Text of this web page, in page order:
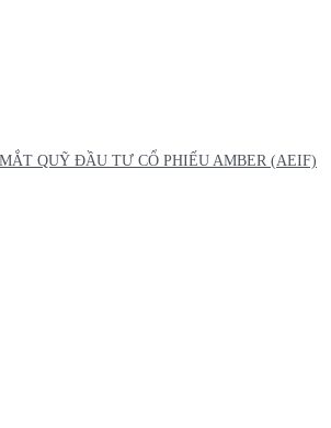
QUỸ ĐẦU TƯ CỔ PHIẾU AMBER (AEIF)